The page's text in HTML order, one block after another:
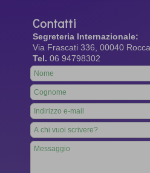
Contatti
Segreteria Internazionale:
Via Frascati 336, 00040
Tel. 06 94798302
Leave
this
field
blank